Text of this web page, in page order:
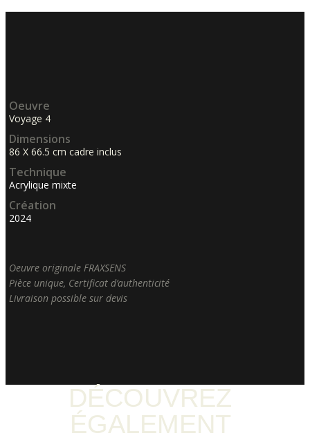
Oeuvre
Voyage 4
Dimensions
86 X 66.5 cm cadre inclus
Technique
Acrylique mixte
Création
2024
Oeuvre originale FRAXSENS
Pièce unique, Certificat d’authenticité
Livraison possible sur devis
DÉCOUVREZ
ÉGALEMENT